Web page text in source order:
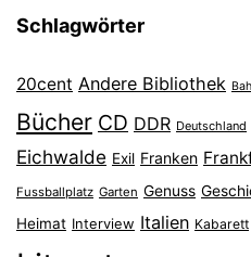
Schlagwörter
20cent Andere Bibliothek
Bücher CD DDR Deutschland
Eichwalde Exil Franken
Fussballplatz Garten Genuss
Heimat Interview Italien Kabarett